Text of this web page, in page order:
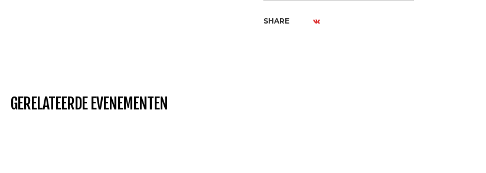
SHARE
GERELATEERDE EVENEMENTEN